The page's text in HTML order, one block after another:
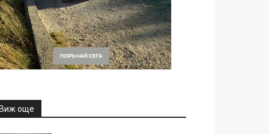
още